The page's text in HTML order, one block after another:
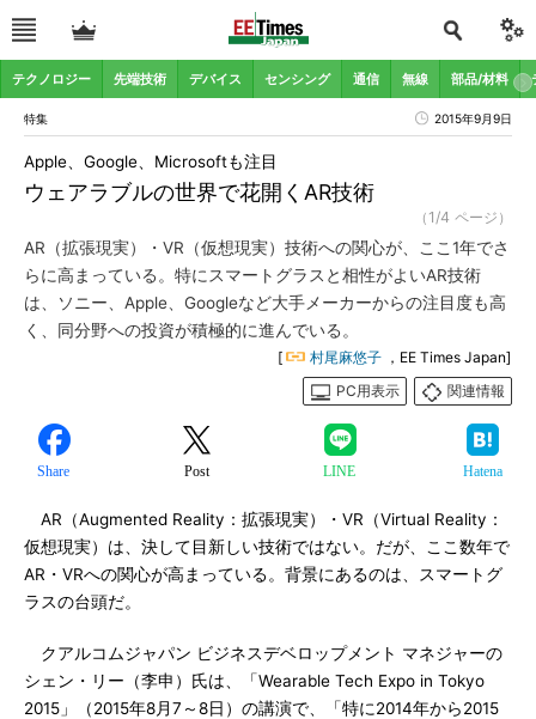
テクノロジー 先端技術 デバイス センシング 通信 無線 部品/材料
特集 2015年9月9日
ウェアラブルの世界で花開くAR技術
Apple、Google、Microsoftも注目
（1/4 ページ）
AR（拡張現実）・VR（仮想現実）技術への関心が、ここ1年でさ
らに高まっている。特にスマートグラスと相性がよいAR技術
は、ソニー、Apple、Googleなど大手メーカーからの注目度も高
く、同分野への投資が積極的に進んでいる。
[ 村尾麻悠子 ，EE Times Japan]
PC用表示
関連情報
Share Post LINE Hatena
AR（Augmented Reality：拡張現実）・VR（Virtual Reality：
仮想現実）は、決して目新しい技術ではない。だが、ここ数年で
AR・VRへの関心が高まっている。背景にあるのは、スマートグ
ラスの台頭だ。
クアルコムジャパン ビジネスデベロップメント マネジャーの
シェン・リー（李申）氏は、「Wearable Tech Expo in Tokyo
2015」（2015年8月7～8日）の講演で、「特に2014年から2015